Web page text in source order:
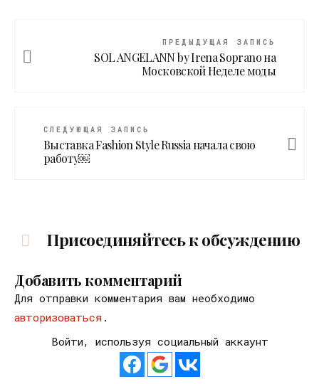
ПРЕДЫДУЩАЯ ЗАПИСЬ
SOL ANGELANN by Irena Soprano на
Московской Неделе моды
СЛЕДУЮЩАЯ ЗАПИСЬ
Выставка Fashion Style Russia начала свою
работу￼
Присоединяйтесь к обсуждению
Добавить комментарий
Для отправки комментария вам необходимо
авторизоваться .
Войти, используя социальный аккаунт